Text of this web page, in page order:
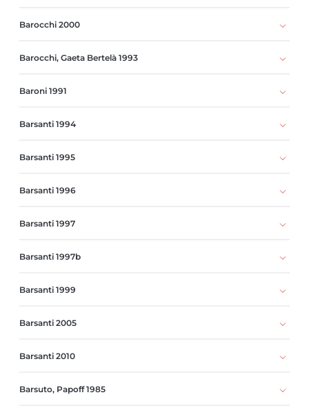
Barocchi 2000
Barocchi, Gaeta Bertelà 1993
Baroni 1991
Barsanti 1994
Barsanti 1995
Barsanti 1996
Barsanti 1997
Barsanti 1997b
Barsanti 1999
Barsanti 2005
Barsanti 2010
Barsuto, Papoff 1985